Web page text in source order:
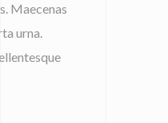
Maecenas
urna.